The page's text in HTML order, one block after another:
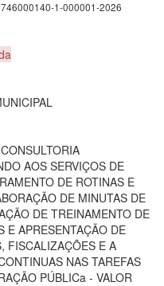
1-000001-2026
AOS SERVIÇOS DE
DE ROTINAS E
DE MINUTAS DE
DE TREINAMENTO DE
E APRESENTAÇÃO DE
FISCALIZAÇÕES E A
NAS TAREFAS
PÚBLICa - VALOR